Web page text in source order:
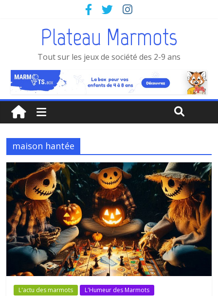
Plateau Marmots
Tout sur les jeux de société des 2-9 ans
maison hantée
L'actu des marmots L'Humeur des Marmots